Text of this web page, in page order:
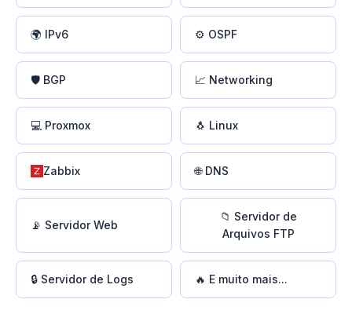
🌍 IPv6 ⚙️ OSPF
🛡️ BGP 📈 Networking
💻 Proxmox 🐧 Linux
Zabbix 🌐 DNS
📡 Servidor Web
📁 Servidor de
Arquivos FTP
🔒 Servidor de Logs 🔥 E muito mais...